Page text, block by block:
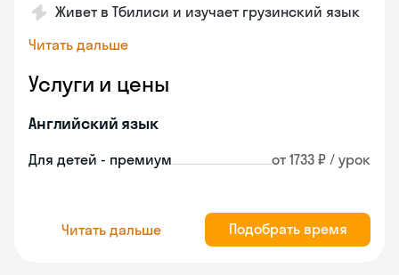
Живет в Тбилиси и изучает грузинский язык
Читать дальше
Услуги и цены
Английский язык
Для детей - премиум от 1733 ₽ / урок
Читать дальше Подобрать время